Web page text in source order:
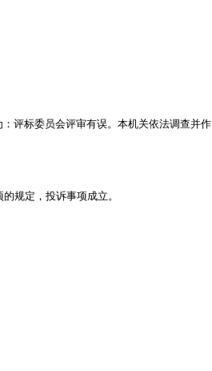
评标委员会评审有误。本机关依法调查并作
规定，投诉事项成立。